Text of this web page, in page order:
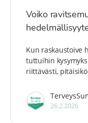
Voiko
Kun raskaustoive
tuttuihin
riittävästi,
26.2.2026